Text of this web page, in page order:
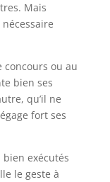
Mais
ou au
bien ses
qu’il ne
fort ses
exécutés
le geste à